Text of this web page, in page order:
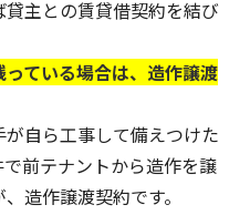
主との賃貸借契約を結び
ている場合は、造作譲渡
自ら工事して備えつけた
前テナントから造作を譲
造作譲渡契約です。